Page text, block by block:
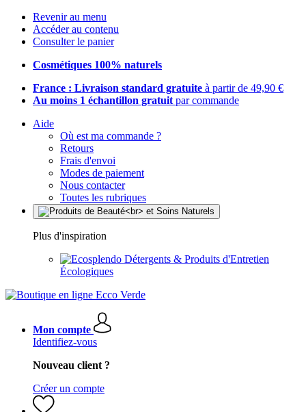
Revenir au menu
Accéder au contenu
Consulter le panier
Cosmétiques 100% naturels
France : Livraison standard gratuite à partir de 49,90 €
Au moins 1 échantillon gratuit par commande
Aide
Où est ma commande ?
Retours
Frais d'envoi
Modes de paiement
Nous contacter
Toutes les rubriques
Plus d'inspiration
Détergents & Produits d'Entretien
Écologiques
Mon compte
Identifiez-vous
Nouveau client ?
Créer un compte